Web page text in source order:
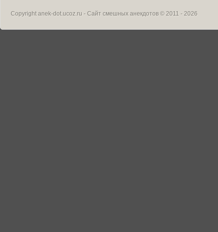
Copyrightanek-dot.ucoz.ru - Сайт смешных анекдотов © 2011 - 2026